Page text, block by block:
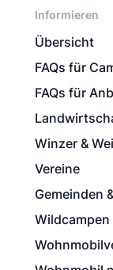
Informieren
Übersicht
FAQs für
FAQs für
Winzer &
Vereine
Gemeinden